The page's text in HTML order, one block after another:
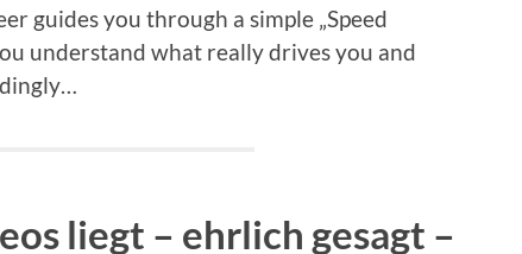
guides you through a simple „Speed
understand what really drives you and
liegt – ehrlich gesagt –